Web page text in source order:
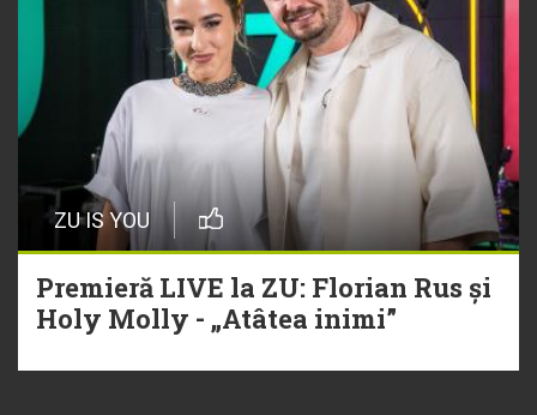
ZU IS YOU
Premieră LIVE la ZU: Florian Rus și
Holy Molly - „Atâtea inimi”